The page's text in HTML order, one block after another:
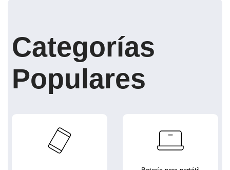
Categorías
Populares